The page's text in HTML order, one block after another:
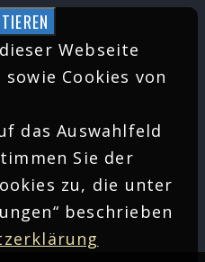
Webseite
Cookies von
das Auswahlfeld
Sie der
zu, die unter
beschrieben